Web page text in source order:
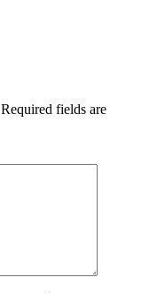
Required fields are